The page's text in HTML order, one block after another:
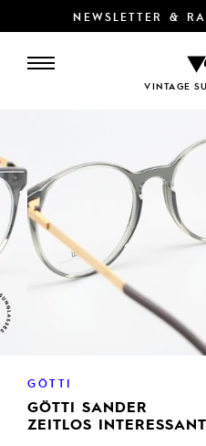
NEWSLETTER &
VINTAGE
GÖTTI
GÖTTI SANDER
ZEITLOS